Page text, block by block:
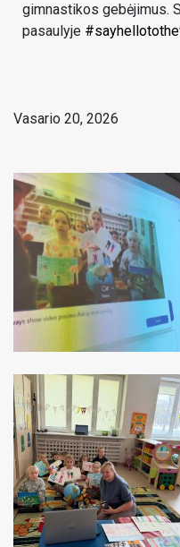
gimnastikos gebėjimus.
pasaulyje
Vasario 20, 2026